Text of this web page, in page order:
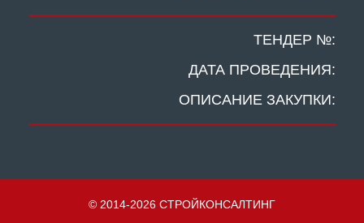
ТЕНДЕР №:
ДАТА ПРОВЕДЕНИЯ:
ОПИСАНИЕ ЗАКУПКИ:
© 2014-2026 СТРОЙКОНСАЛТИНГ